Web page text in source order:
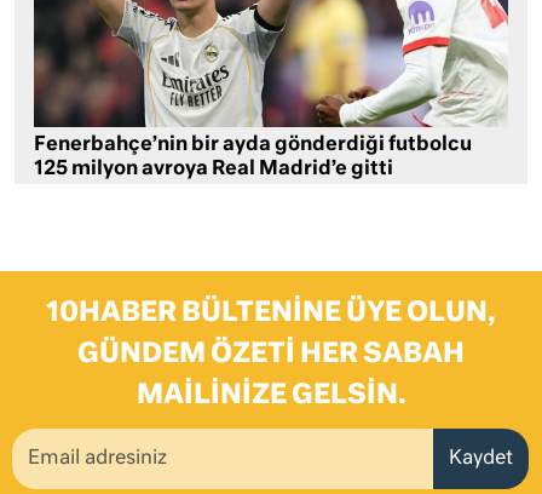
Fenerbahçe’nin bir ayda gönderdiği futbolcu
125 milyon avroya Real Madrid’e gitti
10HABER BÜLTENINE ÜYE OLUN,
GÜNDEM ÖZETI HER SABAH
MAILINIZE GELSIN.
Kaydet